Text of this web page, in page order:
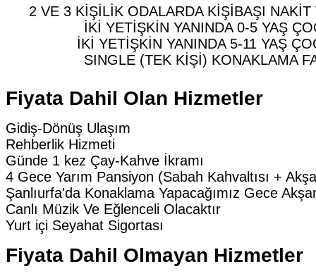
2 VE 3 KİŞİLİK ODALARDA KİŞİBAŞI NAKİT
İKİ YETİŞKİN YANINDA 0-5 YAŞ
İKİ YETİŞKİN YANINDA 5-11 YAŞ
SINGLE (TEK KİŞİ) KONAKLAMA
Fiyata Dahil Olan Hizmetler
Gidiş-Dönüş Ulaşım
Rehberlik Hizmeti
Günde 1 kez Çay-Kahve İkramı
4 Gece Yarım Pansiyon (Sabah Kahvaltısı +
Şanlıurfa'da Konaklama Yapacağımız Gece
Canlı Müzik Ve Eğlenceli Olacaktır
Yurt içi Seyahat Sigortası
Fiyata Dahil Olmayan Hizmetler